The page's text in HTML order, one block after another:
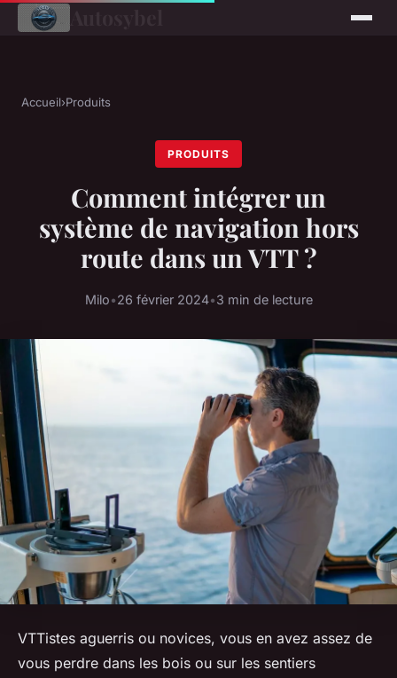
Autosybel
Accueil›Produits
PRODUITS
Comment intégrer un
système de navigation hors
route dans un VTT ?
Milo•26 février 2024•3 min de lecture
VTTistes aguerris ou novices, vous en avez assez de
vous perdre dans les bois ou sur les sentiers